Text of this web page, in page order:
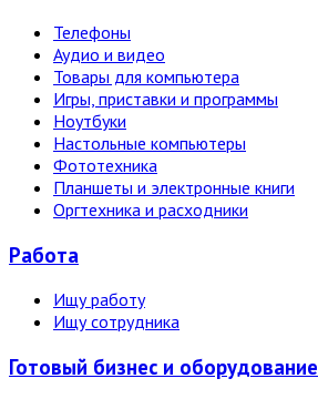
Телефоны
Аудио и видео
Товары для компьютера
Игры, приставки и программы
Ноутбуки
Настольные компьютеры
Фототехника
Планшеты и электронные книги
Оргтехника и расходники
Работа
Ищу работу
Ищу сотрудника
Готовый бизнес и оборудование